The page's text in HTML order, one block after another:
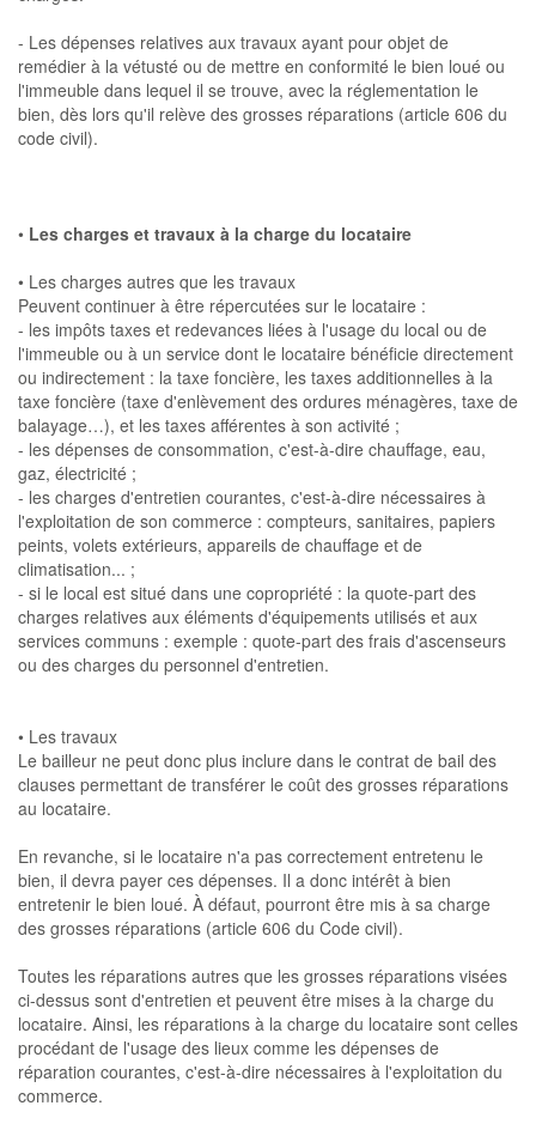
- Les dépenses relatives aux travaux ayant pour objet de
remédier à la vétusté ou de mettre en conformité le bien loué ou
l'immeuble dans lequel il se trouve, avec la réglementation le
bien, dès lors qu'il relève des grosses réparations (article 606 du
code civil).
• Les charges et travaux à la charge du locataire
• Les charges autres que les travaux
Peuvent continuer à être répercutées sur le locataire :
- les impôts taxes et redevances liées à l'usage du local ou de
l'immeuble ou à un service dont le locataire bénéficie directement
ou indirectement : la taxe foncière, les taxes additionnelles à la
taxe foncière (taxe d'enlèvement des ordures ménagères, taxe de
balayage…), et les taxes afférentes à son activité ;
- les dépenses de consommation, c'est-à-dire chauffage, eau,
gaz, électricité ;
- les charges d'entretien courantes, c'est-à-dire nécessaires à
l'exploitation de son commerce : compteurs, sanitaires, papiers
peints, volets extérieurs, appareils de chauffage et de
climatisation... ;
- si le local est situé dans une copropriété : la quote-part des
charges relatives aux éléments d'équipements utilisés et aux
services communs : exemple : quote-part des frais d'ascenseurs
ou des charges du personnel d'entretien.
• Les travaux
Le bailleur ne peut donc plus inclure dans le contrat de bail des
clauses permettant de transférer le coût des grosses réparations
au locataire.
En revanche, si le locataire n'a pas correctement entretenu le
bien, il devra payer ces dépenses. Il a donc intérêt à bien
entretenir le bien loué. À défaut, pourront être mis à sa charge
des grosses réparations (article 606 du Code civil).
Toutes les réparations autres que les grosses réparations visées
ci-dessus sont d'entretien et peuvent être mises à la charge du
locataire. Ainsi, les réparations à la charge du locataire sont celles
procédant de l'usage des lieux comme les dépenses de
réparation courantes, c'est-à-dire nécessaires à l'exploitation du
commerce.